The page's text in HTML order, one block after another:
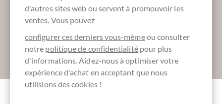
Inscrivez-vous ici pour notre SchokoNEWS:
Absenden
d'autres sites web ou servent à promouvoir les
ventes. Vous pouvez
configurer ces derniers vous-mêmeou consulter
notre politique de confidentialitépour plus
d'informations. Aidez-nous à optimiser votre
expérience d'achat en acceptant que nous
utilisions des cookies !